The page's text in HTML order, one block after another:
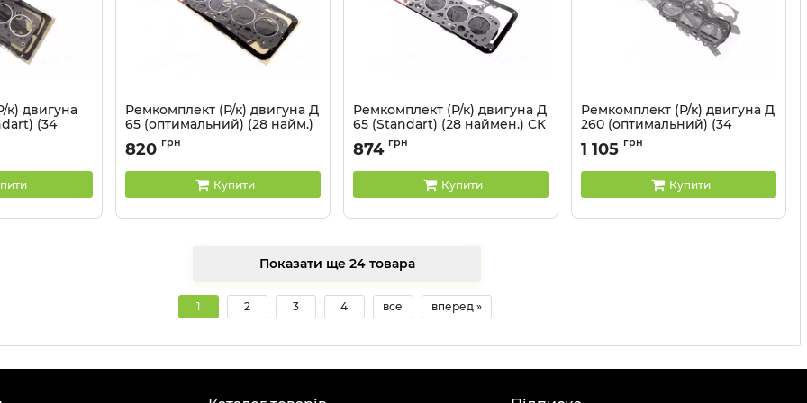
к) двигуна
(34
Ремкомплект (Р/к) двигуна Д
65 (оптимальний) (28 найм.)
Артикул:
820 грн
Купити
Ремкомплект (Р/к) двигуна Д
65 (Standart) (28 наймен.) СК
Артикул: 65-1002035-Ст
874 грн
Купити
Ремкомплект (Р/к) двигуна Д
260 (оптимальний) (34
наймен.) СК
Артикул:
1 105 грн
Купити
Показати ще 24 товара
1 2 3 4 все вперед »